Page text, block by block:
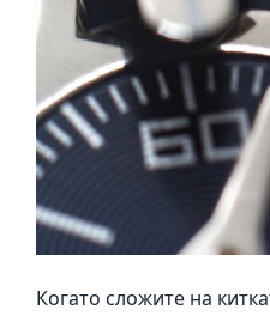
Когато сложите на